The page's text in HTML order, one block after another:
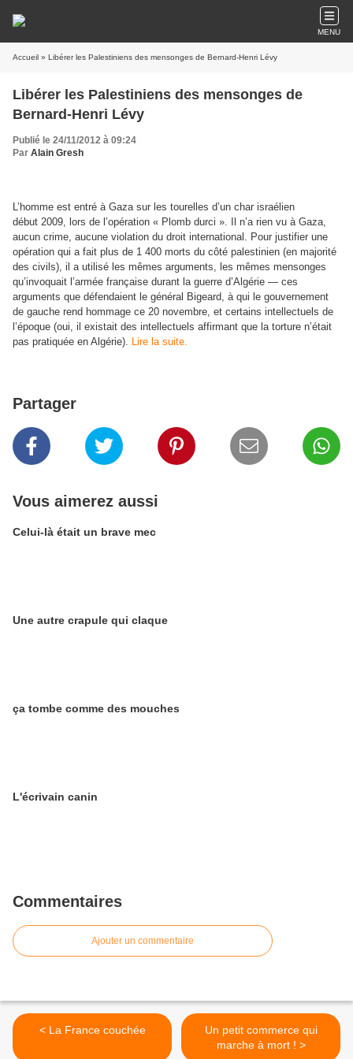
MENU
Accueil » Libérer les Palestiniens des mensonges de Bernard-Henri Lévy
Libérer les Palestiniens des mensonges de
Bernard-Henri Lévy
Publié le 24/11/2012 à 09:24
Par Alain Gresh
L’homme est entré à Gaza sur les tourelles d’un char israélien
début 2009, lors de l’opération « Plomb durci ». Il n’a rien vu à Gaza,
aucun crime, aucune violation du droit international. Pour justifier une
opération qui a fait plus de 1 400 morts du côté palestinien (en majorité
des civils), il a utilisé les mêmes arguments, les mêmes mensonges
qu’invoquait l’armée française durant la guerre d’Algérie — ces
arguments que défendaient le général Bigeard, à qui le gouvernement
de gauche rend hommage ce 20 novembre, et certains intellectuels de
l’époque (oui, il existait des intellectuels affirmant que la torture n’était
pas pratiquée en Algérie). Lire la suite.
Partager
Vous aimerez aussi
Celui-là était un brave mec
Une autre crapule qui claque
ça tombe comme des mouches
L'écrivain canin
Commentaires
Ajouter un commentaire
< La France couchée
Un petit commerce qui
marche à mort ! >